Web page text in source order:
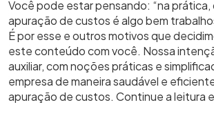
Você pode estar pensando: “na
apuração de custos é algo bem
É por esse e outros motivos que
este conteúdo com você. Nossa
auxiliar, com noções práticas e
empresa de maneira saudável e
apuração de custos. Continue a leitura